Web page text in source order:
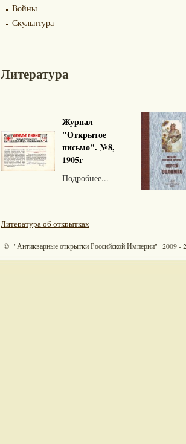
Войны
Скульптура
Литература
Журнал
"Открытое
письмо". №8,
1905г
Подробнее...
Литература об открытках
© "Антикварные открытки Российской Империи" 2009 -